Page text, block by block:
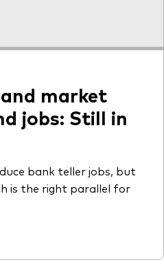
market
jobs: Still in
bank teller jobs, but
is the right parallel for